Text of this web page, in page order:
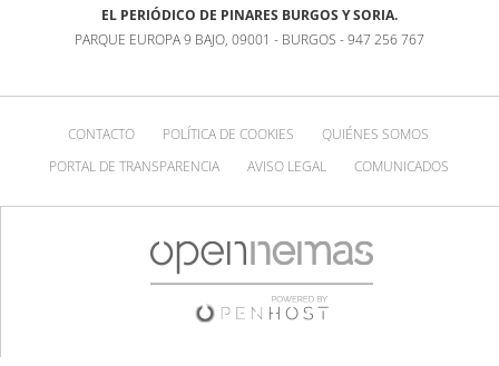
EL PERIÓDICO DE PINARES BURGOS Y SORIA.
PARQUE EUROPA 9 BAJO, 09001 - BURGOS - 947 256 767
CONTACTO POLÍTICA DE COOKIES
QUIÉNES SOMOS
PORTAL DE TRANSPARENCIA
AVISO LEGAL COMUNICADOS